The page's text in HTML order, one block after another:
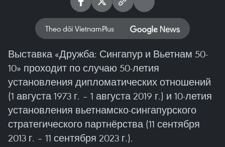
Theo dõi VietnamPlus
Выставка «Дружба: Сингапур и Вьетнам 50-
10» проходит по случаю 50-летия
установления дипломатических отношений
(1 августа 1973 г. – 1 августа 2019 г.) и 10-летия
установления вьетнамско-сингапурского
стратегического партнёрства (11 сентября
2013 г. – 11 сентября 2023 г.).